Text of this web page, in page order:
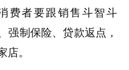
费者要跟销售斗智斗
强制保险、贷款返点，
。